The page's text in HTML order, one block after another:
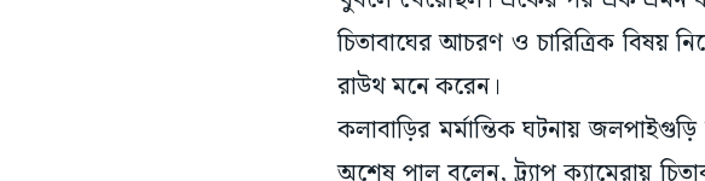
চিতাবাঘের আচরণ ও চারিত্রিক বিষয়
রাউথ মনে করেন।
কলাবাড়ির মর্মান্তিক ঘটনায়